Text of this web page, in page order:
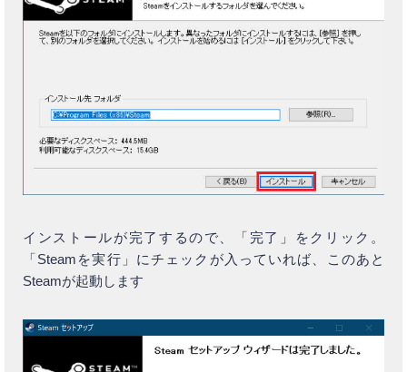
インストールが完了するので、「完了」をクリック。
「Steamを実行」にチェックが入っていれば、このあと
Steamが起動します